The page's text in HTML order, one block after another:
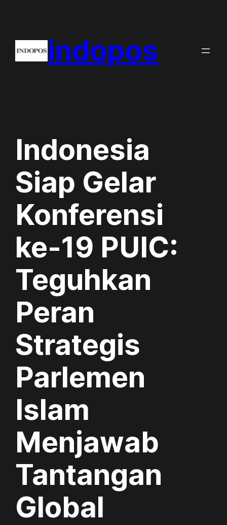
content
indopos
Indonesia
Siap Gelar
Konferensi
ke-19 PUIC:
Teguhkan
Peran
Strategis
Parlemen
Islam
Menjawab
Tantangan
Global